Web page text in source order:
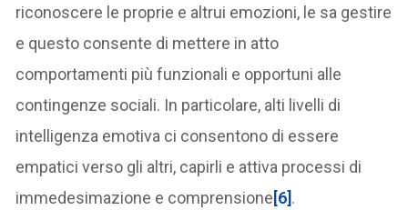
riconoscere le proprie e altrui emozioni, le sa gestire
e questo consente di mettere in atto
comportamenti più funzionali e opportuni alle
contingenze sociali. In particolare, alti livelli di
intelligenza emotiva ci consentono di essere
empatici verso gli altri, capirli e attiva processi di
immedesimazione e comprensione[6].